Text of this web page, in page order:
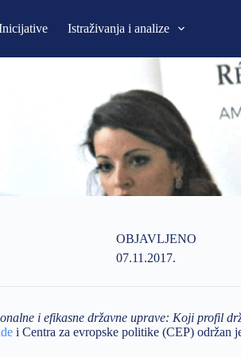
Istraživanja i analize
OBJAVLJENO
07.11.2017.
i efikasne državne uprave: Koji profil
i Centra za evropske politike (CEP) održan